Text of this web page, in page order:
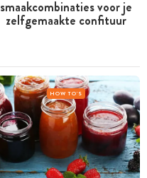
smaakcombinaties voor je
zelfgemaakte confituur
HOW TO'S